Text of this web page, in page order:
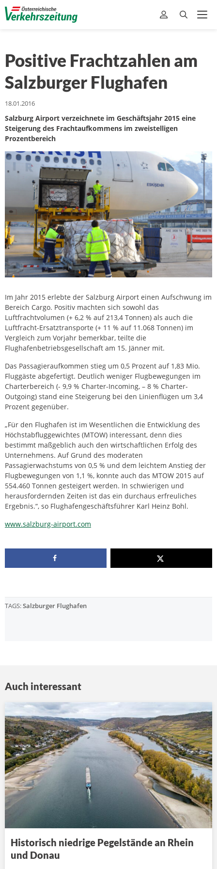
Positive Frachtzahlen am
Salzburger Flughafen
18.01.2016
Salzburg Airport verzeichnete im Geschäftsjahr 2015 eine
Steigerung des Frachtaufkommens im zweistelligen
Prozentbereich
Im Jahr 2015 erlebte der Salzburg Airport einen Aufschwung im
Bereich Cargo. Positiv machten sich sowohl das
Luftfrachtvolumen (+ 6,2 % auf 213,4 Tonnen) als auch die
Luftfracht-Ersatztransporte (+ 11 % auf 11.068 Tonnen) im
Vergleich zum Vorjahr bemerkbar, teilte die
Flughafenbetriebsgesellschaft am 15. Jänner mit.
Das Passagieraufkommen stieg um 0,5 Prozent auf 1,83 Mio.
Fluggäste abgefertigt. Deutlich weniger Flugbewegungen im
Charterbereich (- 9,9 % Charter-Incoming, – 8 % Charter-
Outgoing) stand eine Steigerung bei den Linienflügen um 3,4
Prozent gegenüber.
„Für den Flughafen ist im Wesentlichen die Entwicklung des
Höchstabfluggewichtes (MTOW) interessant, denn dies
bestimmt maßgeblich auch den wirtschaftlichen Erfolg des
Unternehmens. Auf Grund des moderaten
Passagierwachstums von 0,5 % und dem leichtem Anstieg der
Flugbewegungen von 1,1 %, konnte auch das MTOW 2015 auf
554.460 Tonnen gesteigert werden. In schwierigen und
herausfordernden Zeiten ist das ein durchaus erfreuliches
Ergebnis.“, so Flughafengeschäftsführer Karl Heinz Bohl.
www.salzburg-airport.com
TAGS:Salzburger Flughafen
Auch interessant
Historisch niedrige Pegelstände an Rhein
und Donau